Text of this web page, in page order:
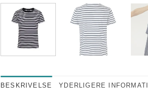
BESKRIVELSE YDERLIGERE